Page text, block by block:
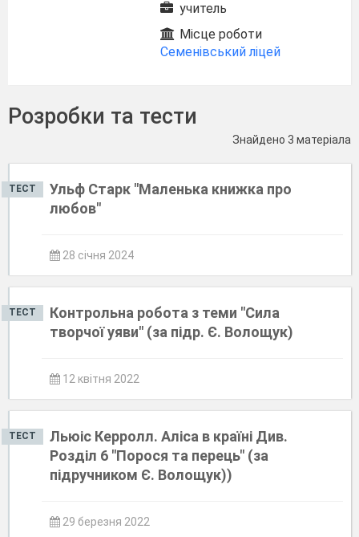
учитель
Місце роботи
Семенівський ліцей
Розробки та тести
Знайдено 3 матеріала
ТЕСТ
Ульф Старк "Маленька книжка про
любов"
28 січня 2024
ТЕСТ
Контрольна робота з теми "Сила
творчої уяви" (за підр. Є. Волощук)
12 квітня 2022
ТЕСТ
Льюіс Керролл. Аліса в країні Див.
Розділ 6 "Порося та перець" (за
підручником Є. Волощук))
29 березня 2022